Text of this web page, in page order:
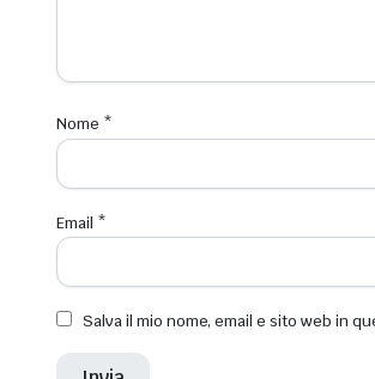
Nome *
Email *
Salva il mio nome, email e sito web in